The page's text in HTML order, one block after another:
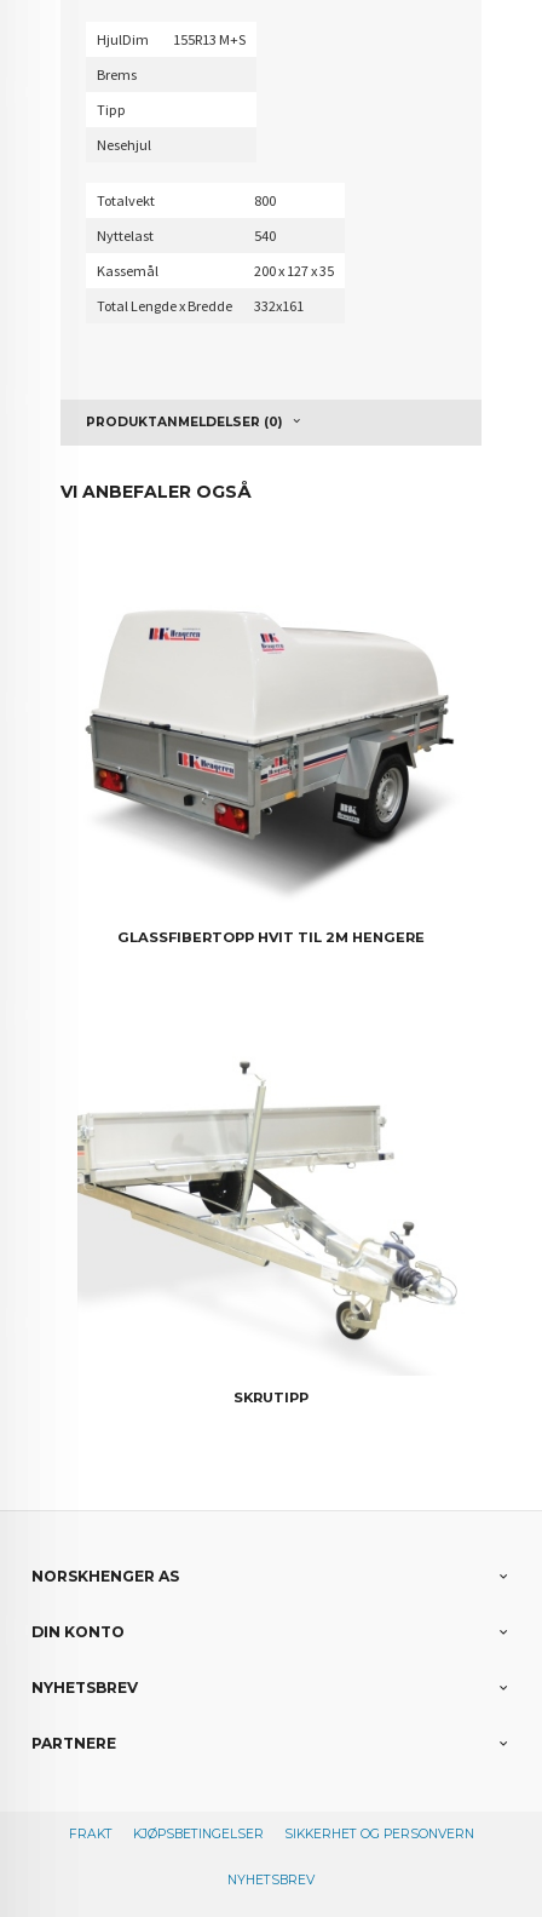
HjulDim
155R13 M+S
Brems
Tipp
Nesehjul
Totalvekt
800
Nyttelast
540
Kassemål
200 x 127 x 35
Total Lengde x Bredde
332x161
PRODUKTANMELDELSER (0)
VI ANBEFALER OGSÅ
GLASSFIBERTOPP HVIT TIL 2M HENGERE
SKRUTIPP
NORSKHENGER AS
DIN KONTO
NYHETSBREV
PARTNERE
FRAKT KJØPSBETINGELSER SIKKERHET OG PERSONVERN
NYHETSBREV